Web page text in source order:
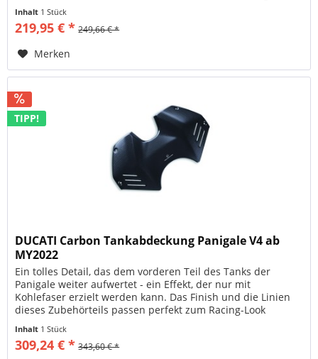
Inhalt 1 Stück
219,95 € * 249,66 € *
Merken
TIPP!
DUCATI Carbon Tankabdeckung Panigale V4 ab
MY2022
Ein tolles Detail, das dem vorderen Teil des Tanks der
Panigale weiter aufwertet - ein Effekt, der nur mit
Kohlefaser erzielt werden kann. Das Finish und die Linien
dieses Zubehörteils passen perfekt zum Racing-Look
Inhalt 1 Stück
309,24 € * 343,60 € *